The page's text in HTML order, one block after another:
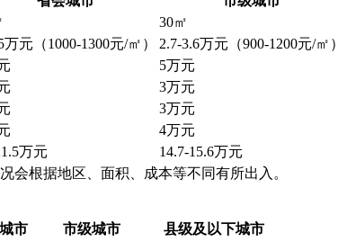
30㎡
万元（1000-1300元/㎡） 2.7-3.6万元（900-1200元/㎡）
5万元
3万元
3万元
4万元
万元 14.7-15.6万元
会根据地区、面积、成本等不同有所出入。
市 市级城市
县级及以下城市